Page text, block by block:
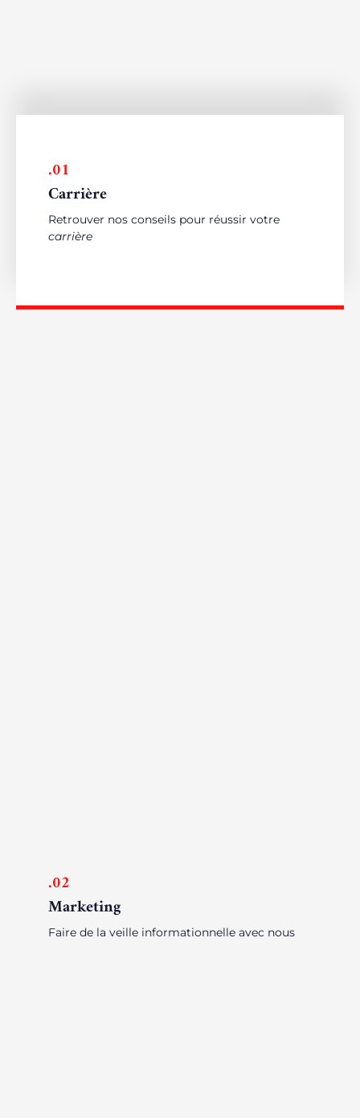
.01
Carrière
Retrouver nos conseils pour réussir votre
carrière
.02
Marketing
Faire de la veille informationnelle avec nous